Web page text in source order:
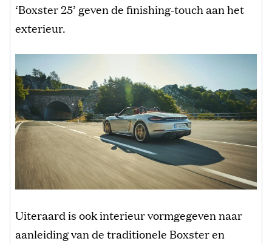
‘Boxster 25’ geven de finishing-touch aan het
exterieur.
Uiteraard is ook interieur vormgegeven naar
aanleiding van de traditionele Boxster en